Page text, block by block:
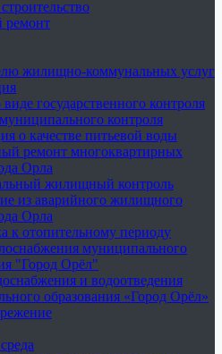
жилищно-коммунальных услуг
государственного контроля
контроля
о качестве питьевой воды
ремонт многоквартирных
Орла
жилищный контроль
из аварийного жилищного
Орла
к отопительному периоду
муниципального
"Город Орёл"
и водоотведения
образования «Город Орёл»